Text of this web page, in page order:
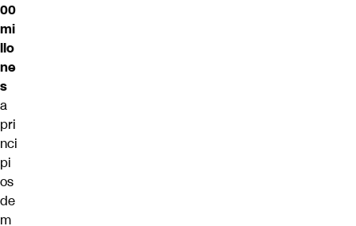
00
mi
llo
ne
s
a
pri
nci
pi
os
de
m